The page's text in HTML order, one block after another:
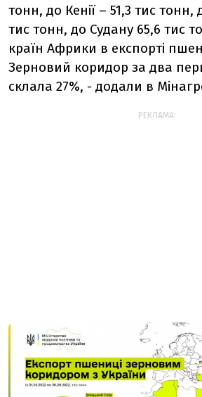
тонн, до Кенії – 51,3 тис тонн,
тис тонн, до Судану 65,6 тис
країн Африки в експорті
Зерновий коридор за два
склала 27%, - додали в
РЕКЛАМА: